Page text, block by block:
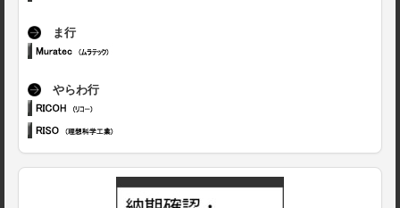
ま行
やらわ行